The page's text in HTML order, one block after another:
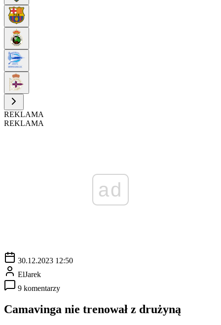
REKLAMA
REKLAMA
ad
30.12.2023 12:50
ElJarek
9 komentarzy
Camavinga nie trenował z drużyną